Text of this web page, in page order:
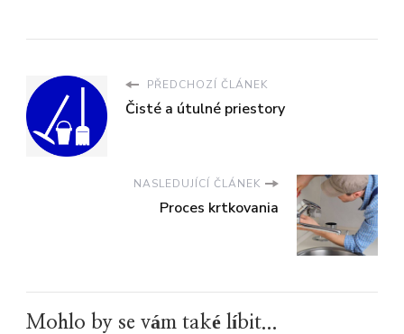
PŘEDCHOZÍ ČLÁNEK
Čisté a útulné priestory
NASLEDUJÍCÍ ČLÁNEK
Proces krtkovania
Mohlo by se vám také líbit...